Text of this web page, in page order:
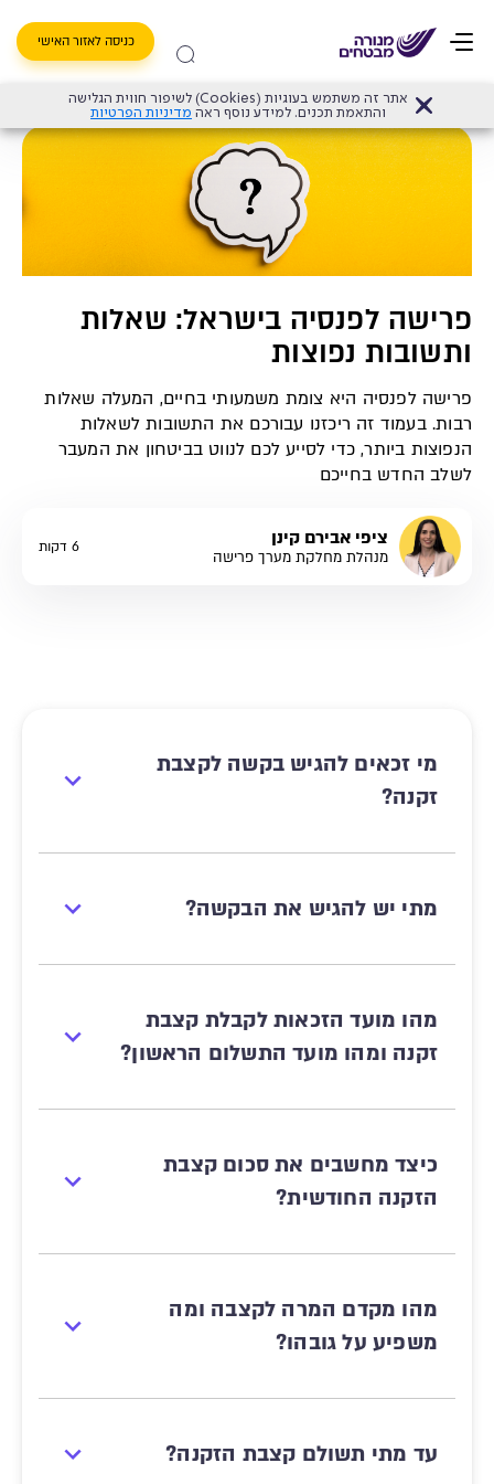
כניסה לאזור האישי
אתר זה משתמש בעוגיות (Cookies) לשיפור חווית הגלישה
והתאמת תכנים. למידע נוסף ראה מדיניות הפרטיות
> פורשים בגדול עם מנורה מבטחים >
פרישה לפנסיה בישראל: שאלות
ותשובות נפוצות
פרישה לפנסיה היא צומת משמעותי בחיים, המעלה שאלות
רבות. בעמוד זה ריכזנו עבורכם את התשובות לשאלות
הנפוצות ביותר, כדי לסייע לכם לנווט בביטחון את המעבר
לשלב החדש בחייכם
ציפי אבירם קינן
מנהלת מחלקת מערך פרישה
6 דקות
מי זכאים להגיש בקשה לקצבת
זקנה?
מתי יש להגיש את הבקשה?
מהו מועד הזכאות לקבלת קצבת
זקנה ומהו מועד התשלום הראשון?
כיצד מחשבים את סכום קצבת
הזקנה החודשית?
מהו מקדם המרה לקצבה ומה
משפיע על גובהו?
עד מתי תשולם קצבת הזקנה?